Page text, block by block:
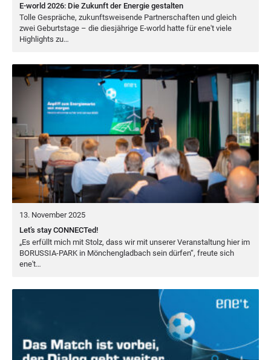
E-world 2026: Die Zukunft der Energie gestalten
Tol­le Gesprä­che, zukunfts­wei­sen­de Part­ner­schaf­ten und gleich
zwei Geburts­ta­ge – die dies­jäh­ri­ge E‑world hat­te für ene't vie­le
High­lights zu…
13. November 2025
Let’s stay CONNECTed!
„Es erfüllt mich mit Stolz, dass wir mit unse­rer Ver­an­stal­tung hier im
BORUS­SIA-PARK in Mön­chen­glad­bach sein dür­fen“, freu­te sich
ene't…